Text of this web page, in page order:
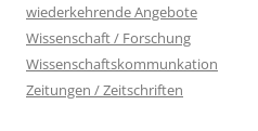
wiederkehrende Angebote
Wissenschaft / Forschung
Wissenschaftskommunkation
Zeitungen / Zeitschriften